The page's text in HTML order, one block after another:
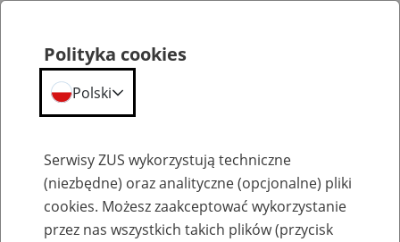
Szkolenia
Polityka cookies
Polski
Serwisy ZUS wykorzystują techniczne
(niezbędne) oraz analityczne (opcjonalne) pliki
cookies. Możesz zaakceptować wykorzystanie
przez nas wszystkich takich plików (przycisk